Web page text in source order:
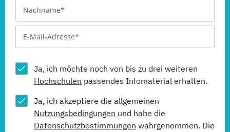
Ja, ich möchte noch von bis zu drei weiteren
Hochschulen passendes Infomaterial erhalten.
Ja, ich akzeptiere die allgemeinen
Nutzungsbedingungen und habe die
Datenschutzbestimmungen wahrgenommen. Die